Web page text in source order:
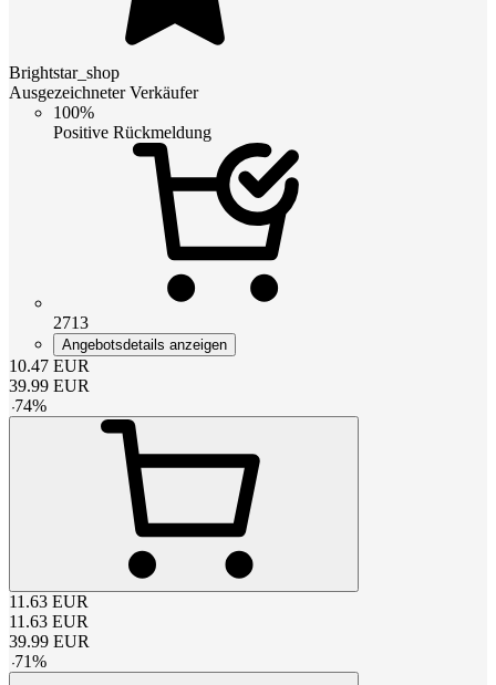
Brightstar_shop
Ausgezeichneter Verkäufer
100%
Positive Rückmeldung
2713
Angebotsdetails anzeigen
10.47 EUR
39.99 EUR
-74%
11.63 EUR
11.63 EUR
39.99 EUR
-71%